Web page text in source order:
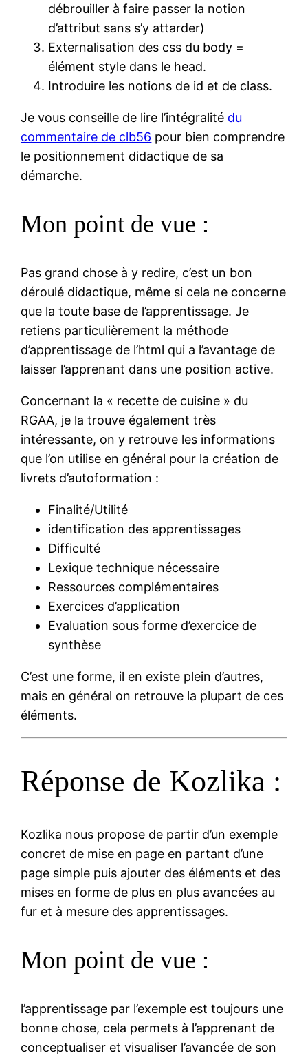
débrouiller à faire passer la notion
d’attribut sans s’y attarder)
Externalisation des css du body =
élément style dans le head.
Introduire les notions de id et de class.
Je vous conseille de lire l’intégralité du
commentaire de clb56 pour bien comprendre
le positionnement didactique de sa
démarche.
Mon point de vue :
Pas grand chose à y redire, c’est un bon
déroulé didactique, même si cela ne concerne
que la toute base de l’apprentissage. Je
retiens particulièrement la méthode
d’apprentissage de l’html qui a l’avantage de
laisser l’apprenant dans une position active.
Concernant la « recette de cuisine » du
RGAA, je la trouve également très
intéressante, on y retrouve les informations
que l’on utilise en général pour la création de
livrets d’autoformation :
Finalité/Utilité
identification des apprentissages
Difficulté
Lexique technique nécessaire
Ressources complémentaires
Exercices d’application
Evaluation sous forme d’exercice de
synthèse
C’est une forme, il en existe plein d’autres,
mais en général on retrouve la plupart de ces
éléments.
Réponse de Kozlika :
Kozlika nous propose de partir d’un exemple
concret de mise en page en partant d’une
page simple puis ajouter des éléments et des
mises en forme de plus en plus avancées au
fur et à mesure des apprentissages.
Mon point de vue :
l’apprentissage par l’exemple est toujours une
bonne chose, cela permets à l’apprenant de
conceptualiser et visualiser l’avancée de son